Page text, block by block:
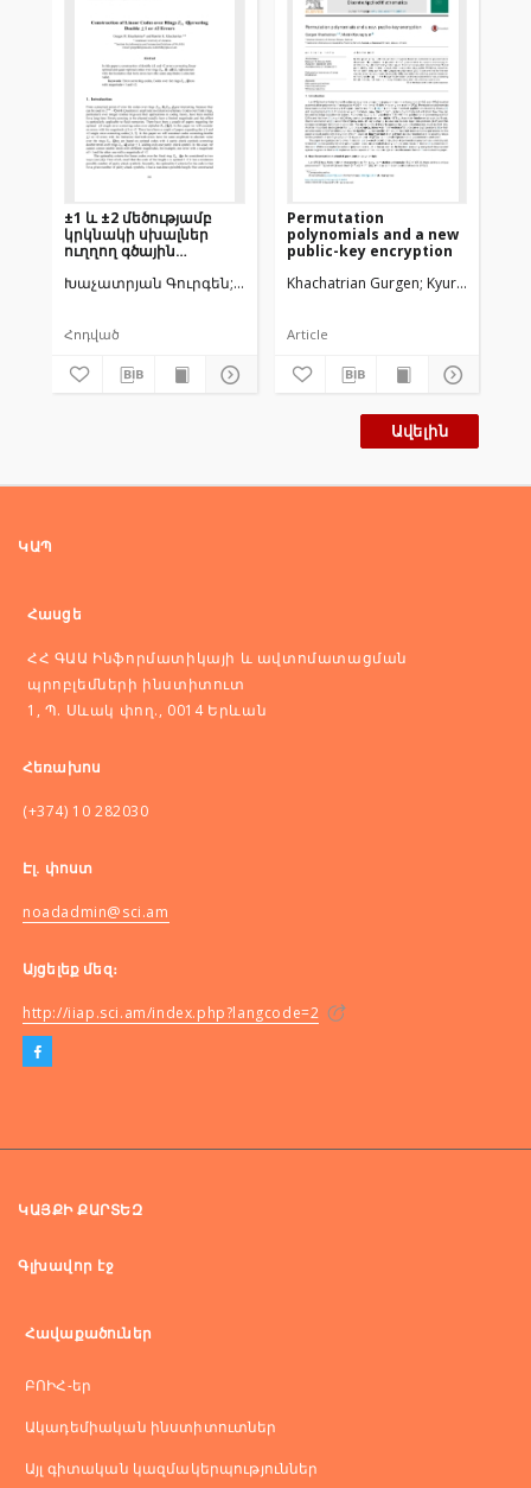
±1 և ±2 մեծությամբ
կրկնակի սխալներ
ուղղող գծային
տարբեր մեծության
Խաչատրյան Գուրգեն Խաչատրյան Համլետ
Հոդված
Permutation
polynomials and a new
public-key encryption
Khachatrian Gurgen Kyureghyan
Article
Ավելին
ԿԱՊ
Հասցե
ՀՀ ԳԱԱ Ինֆորմատիկայի և ավտոմատացման
պրոբլեմների ինստիտուտ
1, Պ. Սևակ փող., 0014 Երևան
Հեռախոս
(+374) 10 282030
Էլ. փոստ
noadadmin@sci.am
Այցելեք մեզ։
http://iiap.sci.am/index.php?langcode=2
ԿԱՅՔԻ ՔԱՐՏԵԶ
Գլխավոր էջ
Հավաքածուներ
ԲՈԻՀ-եր
Ակադեմիական ինստիտուտներ
Այլ գիտական կազմակերպություններ